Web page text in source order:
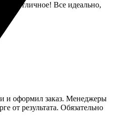
отличное! Все идеально,
и оформил заказ. Менеджеры
от результата. Обязательно